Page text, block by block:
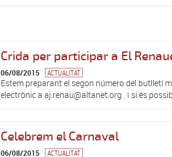
Crida per participar a El
06/08/2015 ACTUALITAT
Estem preparant el segon número del butlletí
electrònic a aj.renau@altanet.org . I si és
Celebrem el Carnaval
06/08/2015 ACTUALITAT